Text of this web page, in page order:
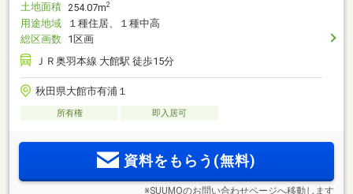
土地面積 254.07m2
用途地域
１種住居、１種中高
総区画数 1区画
ＪＲ奥羽本線 大館駅 徒歩15分
秋田県大館市有浦１
所有権 即入居可
資料をもらう(無料)
※SUUMOのお問い合わせページへ移動します